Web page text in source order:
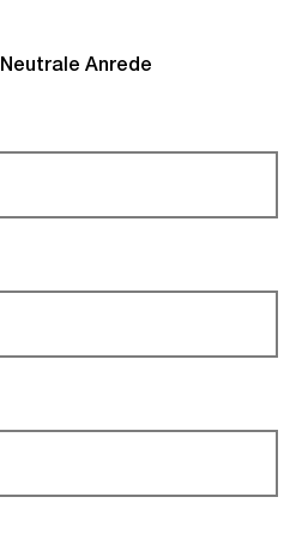
Neutrale Anrede